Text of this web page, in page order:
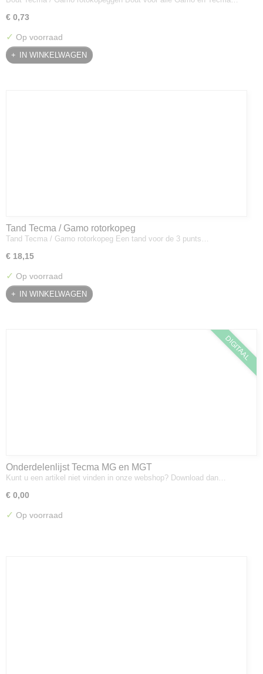
€ 0,73
✓ Op voorraad
IN WINKELWAGEN
Tand Tecma / Gamo rotorkopeg
Tand Tecma / Gamo rotorkopeg Een tand voor de 3 punts…
€ 18,15
✓ Op voorraad
IN WINKELWAGEN
DIGITAAL
Onderdelenlijst Tecma MG en MGT
Kunt u een artikel niet vinden in onze webshop? Download dan…
€ 0,00
✓ Op voorraad